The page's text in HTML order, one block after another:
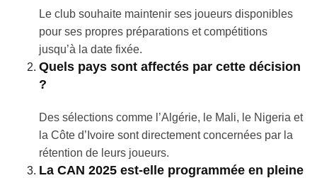
Le club souhaite maintenir ses joueurs disponibles
pour ses propres préparations et compétitions
jusqu’à la date fixée.
Quels pays sont affectés par cette décision
?
Des sélections comme l’Algérie, le Mali, le Nigeria et
la Côte d’Ivoire sont directement concernées par la
rétention de leurs joueurs.
La CAN 2025 est-elle programmée en pleine